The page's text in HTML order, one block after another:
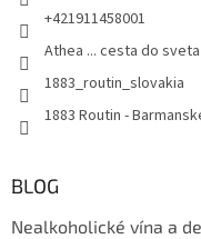
+421911458001
Athea ... cesta do
1883_routin_slovakia
1883 Routin -
BLOG
Nealkoholické vína a